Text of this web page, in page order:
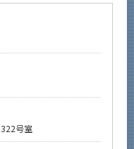
322号室